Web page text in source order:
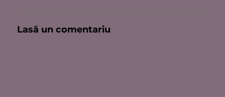
Lasă un comentariu